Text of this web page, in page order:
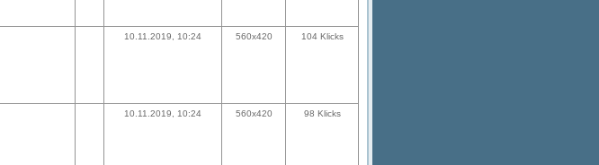
10.11.2019, 10:24 560x420 104 Klicks
10.11.2019, 10:24 560x420 98 Klicks